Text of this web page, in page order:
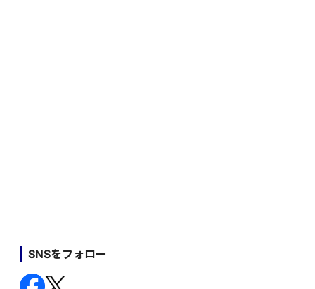
SNSをフォロー